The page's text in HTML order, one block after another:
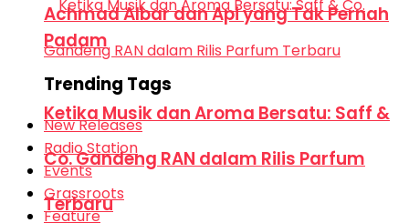
Ketika Musik dan Aroma Bersatu: Saff &
Co. Gandeng RAN dalam Rilis Parfum
Terbaru
Achmad Albar dan Api yang Tak Pernah
Padam
Trending Tags
New Releases
Radio Station
Events
Grassroots
Feature